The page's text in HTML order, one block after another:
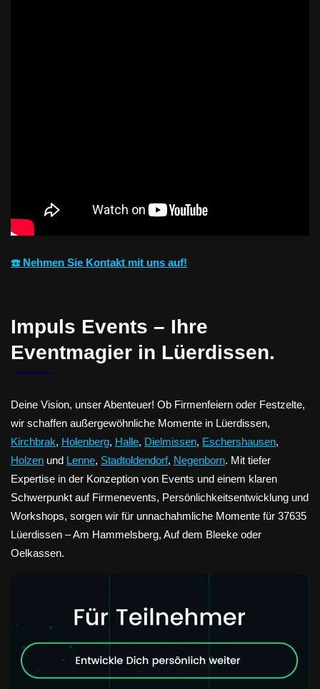
☎️ Nehmen Sie Kontakt mit uns auf!
Impuls Events – Ihre
Eventmagier in Lüerdissen.
Deine Vision, unser Abenteuer! Ob Firmenfeiern oder Festzelte,
wir schaffen außergewöhnliche Momente in Lüerdissen,
Kirchbrak, Holenberg, Halle, Dielmissen, Eschershausen,
Holzen und Lenne, Stadtoldendorf, Negenborn. Mit tiefer
Expertise in der Konzeption von Events und einem klaren
Schwerpunkt auf Firmenevents, Persönlichkeitsentwicklung und
Workshops, sorgen wir für unnachahmliche Momente für 37635
Lüerdissen – Am Hammelsberg, Auf dem Bleeke oder
Oelkassen.